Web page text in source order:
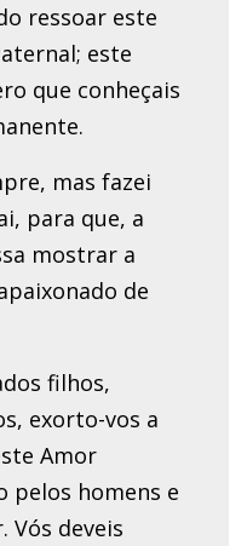
ressoar este
este
que conheçais
mas fazei
para que, a
mostrar a
de
filhos,
exorto-vos a
Amor
pelos homens e
Vós deveis